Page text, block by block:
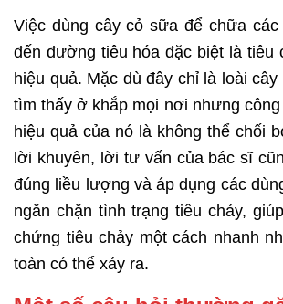
Việc dùng cây cỏ sữa để chữa các
đến đường tiêu hóa đặc biệt là tiêu
hiệu quả. Mặc dù đây chỉ là loài
tìm thấy ở khắp mọi nơi nhưng
hiệu quả của nó là không thể chối
lời khuyên, lời tư vấn của bác sĩ
đúng liều lượng và áp dụng các
ngăn chặn tình trạng tiêu chảy,
chứng tiêu chảy một cách nhanh
toàn có thể xảy ra.